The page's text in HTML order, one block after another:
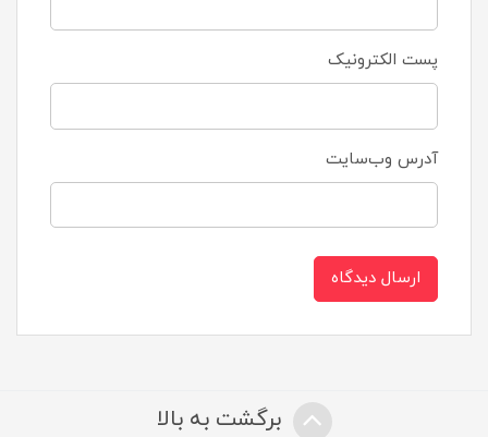
پست الکترونیک
آدرس وب‌سایت
ارسال دیدگاه
برگشت به بالا